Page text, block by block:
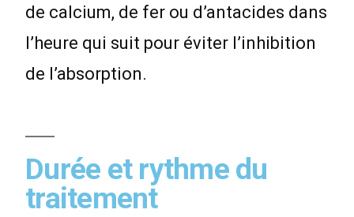
de calcium, de fer ou d’antacides dans
l’heure qui suit pour éviter l’inhibition
de l’absorption.
Durée et rythme du
traitement